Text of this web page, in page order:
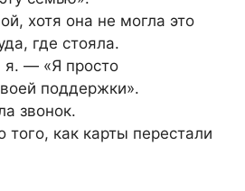
хотя она не могла это
где стояла.
я. — «Я просто
поддержки».
звонок.
того, как карты перестали